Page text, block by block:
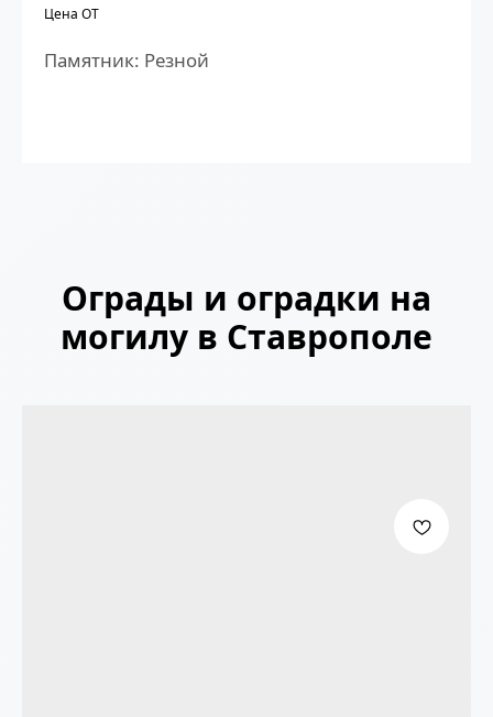
Цена ОТ
Памятник: Резной
Ограды и оградки на
могилу в Ставрополе